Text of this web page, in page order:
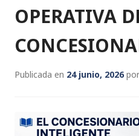
OPERATIVA
Publicada en 24 junio, 2026por